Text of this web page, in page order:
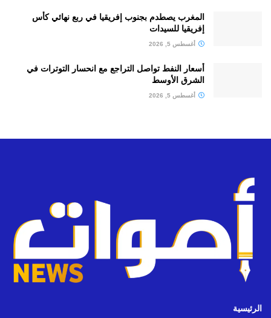
المغرب يصطدم بجنوب إفريقيا في ربع نهائي كأس
إفريقيا للسيدات
أغسطس 5, 2026
أسعار النفط تواصل التراجع مع انحسار التوترات في
الشرق الأوسط
أغسطس 5, 2026
الرئيسية